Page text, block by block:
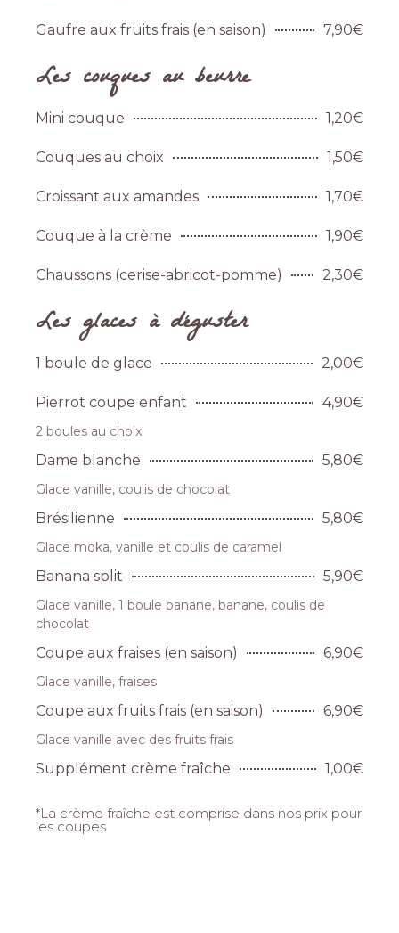
Gaufre aux fruits frais (en saison) 7,90€
Les couques au beurre
Mini couque 1,20€
Couques au choix 1,50€
Croissant aux amandes 1,70€
Couque à la crème 1,90€
Chaussons (cerise-abricot-pomme) 2,30€
Les glaces à déguster
1 boule de glace 2,00€
Pierrot coupe enfant 4,90€
2 boules au choix
Dame blanche 5,80€
Glace vanille, coulis de chocolat
Brésilienne 5,80€
Glace moka, vanille et coulis de caramel
Banana split 5,90€
Glace vanille, 1 boule banane, banane, coulis de
chocolat
Coupe aux fraises (en saison) 6,90€
Glace vanille, fraises
Coupe aux fruits frais (en saison) 6,90€
Glace vanille avec des fruits frais
Supplément crème fraîche 1,00€
*La crème fraîche est comprise dans nos prix pour
les coupes